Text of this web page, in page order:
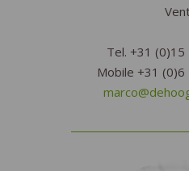
Tel. +31
Mobile +31